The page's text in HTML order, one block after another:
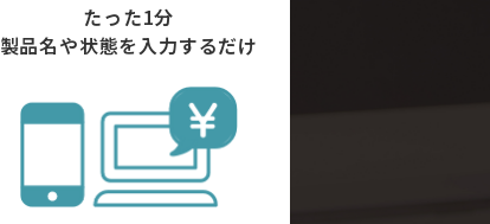
たった1分
製品名や状態を入力するだけ